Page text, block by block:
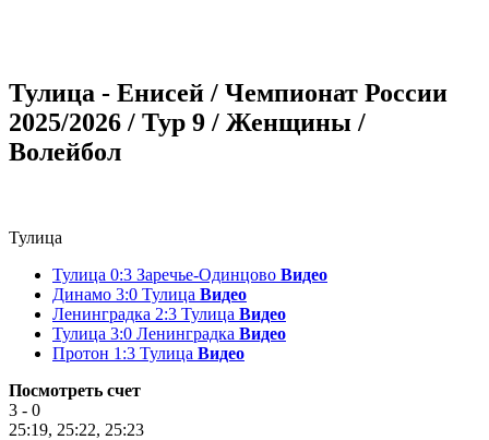
Тулица - Енисей / Чемпионат России
2025/2026 / Тур 9 / Женщины /
Волейбол
Тулица
Тулица 0:3 Заречье-Одинцово Видео
Динамо 3:0 Тулица Видео
Ленинградка 2:3 Тулица Видео
Тулица 3:0 Ленинградка Видео
Протон 1:3 Тулица Видео
Посмотреть счет
3 - 0
25:19, 25:22, 25:23